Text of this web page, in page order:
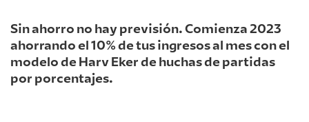
Sin ahorro no hay previsión. Comienza 2023
ahorrando el 10% de tus ingresos al mes con el
modelo de Harv Eker de huchas de partidas
por porcentajes.